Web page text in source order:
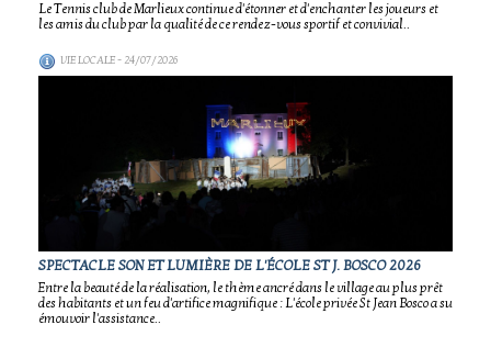
Le Tennis club de Marlieux continue d'étonner et d'enchanter les joueurs et
les amis du club par la qualité de ce rendez-vous sportif et convivial..
VIE LOCALE- 24/07/2026
SPECTACLE SON ET LUMIÈRE DE L'ÉCOLE ST J. BOSCO 2026
Entre la beauté de la réalisation, le thème ancré dans le village au plus prêt
des habitants et un feu d'artifice magnifique : L'école privée St Jean Bosco a su
émouvoir l'assistance..